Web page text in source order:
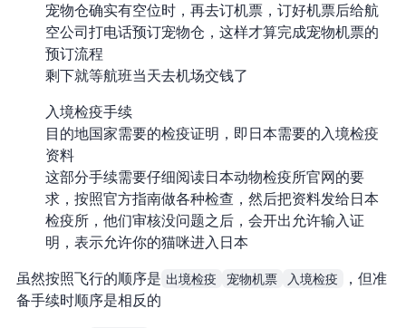
宠物仓确实有空位时，再去订机票，订好机票后给航
空公司打电话预订宠物仓，这样才算完成宠物机票的
预订流程
剩下就等航班当天去机场交钱了
入境检疫手续
目的地国家需要的检疫证明，即日本需要的入境检疫
资料
这部分手续需要仔细阅读日本动物检疫所官网的要
求，按照官方指南做各种检查，然后把资料发给日本
检疫所，他们审核没问题之后，会开出允许输入证
明，表示允许你的猫咪进入日本
虽然按照飞行的顺序是 出境检疫 宠物机票 入境检疫
，但准
备手续时顺序是相反的